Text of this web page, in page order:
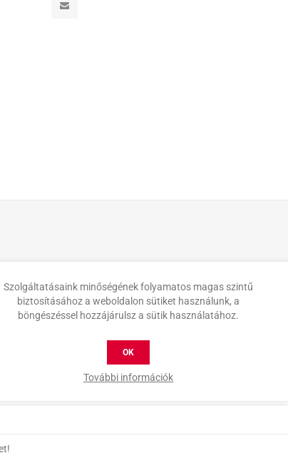
Szolgáltatásaink minőségének folyamatos magas szintű
biztosításához a weboldalon sütiket használunk, a
böngészéssel hozzájárulsz a sütik használatához.
OK
További információk